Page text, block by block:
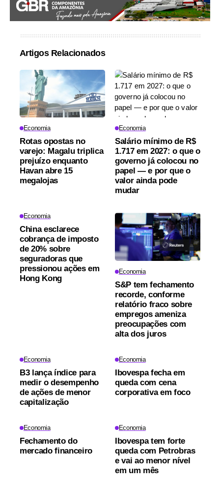
Artigos Relacionados
Economia
Rotas opostas no
varejo: Magalu triplica
prejuízo enquanto
Havan abre 15
megalojas
Economia
Salário mínimo de R$
1.717 em 2027: o que o
governo já colocou no
papel — e por que o
valor ainda pode
mudar
Economia
China esclarece
cobrança de imposto
de 20% sobre
seguradoras que
pressionou ações em
Hong Kong
Economia
S&P tem fechamento
recorde, conforme
relatório fraco sobre
empregos ameniza
preocupações com
alta dos juros
Economia
B3 lança índice para
medir o desempenho
de ações de menor
capitalização
Economia
Ibovespa fecha em
queda com cena
corporativa em foco
Economia
Fechamento do
mercado financeiro
Economia
Ibovespa tem forte
queda com Petrobras
e vai ao menor nível
em um mês